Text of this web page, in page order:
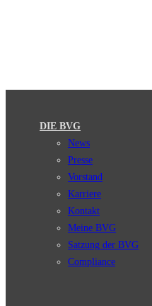
DIE BVG
News
Presse
Vorstand
Karriere
Kontakt
Meine BVG
Satzung der BVG
Compliance